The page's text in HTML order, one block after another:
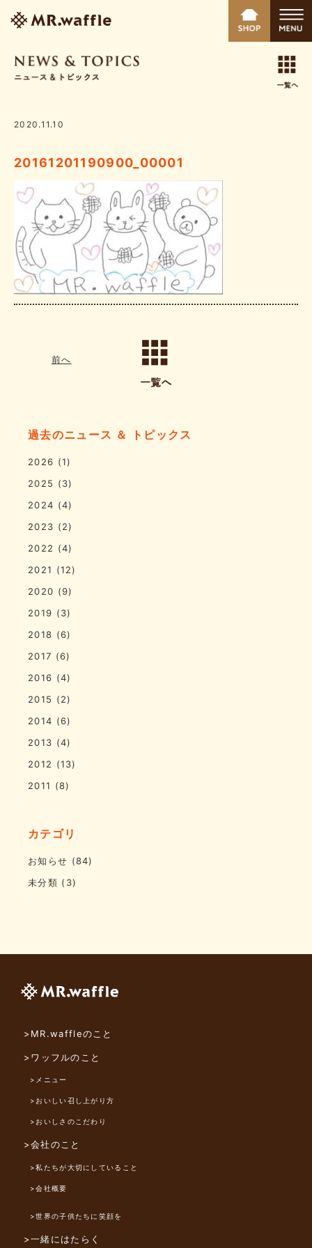
2020.11.10
20161201190900_00001
前へ
過去のニュース ＆ トピックス
2026 (1)
2025 (3)
2024 (4)
2023 (2)
2022 (4)
2021 (12)
2020 (9)
2019 (3)
2018 (6)
2017 (6)
2016 (4)
2015 (2)
2014 (6)
2013 (4)
2012 (13)
2011 (8)
カテゴリ
お知らせ (84)
未分類 (3)
>MR.waffleのこと
>ワッフルのこと
>メニュー
>おいしい召し上がり方
>おいしさのこだわり
>会社のこと
>私たちが大切にしていること
>会社概要
>世界の子供たちに笑顔を
>一緒にはたらく